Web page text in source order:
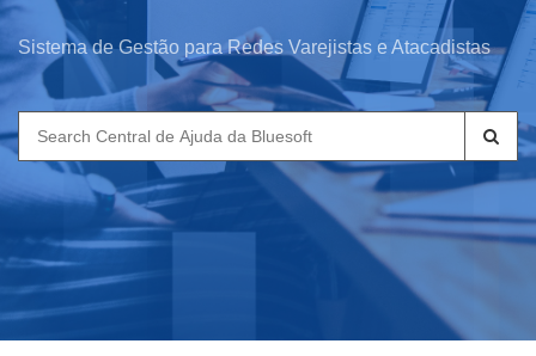
Sistema de Gestão para Redes Varejistas e Atacadistas
Search
for: